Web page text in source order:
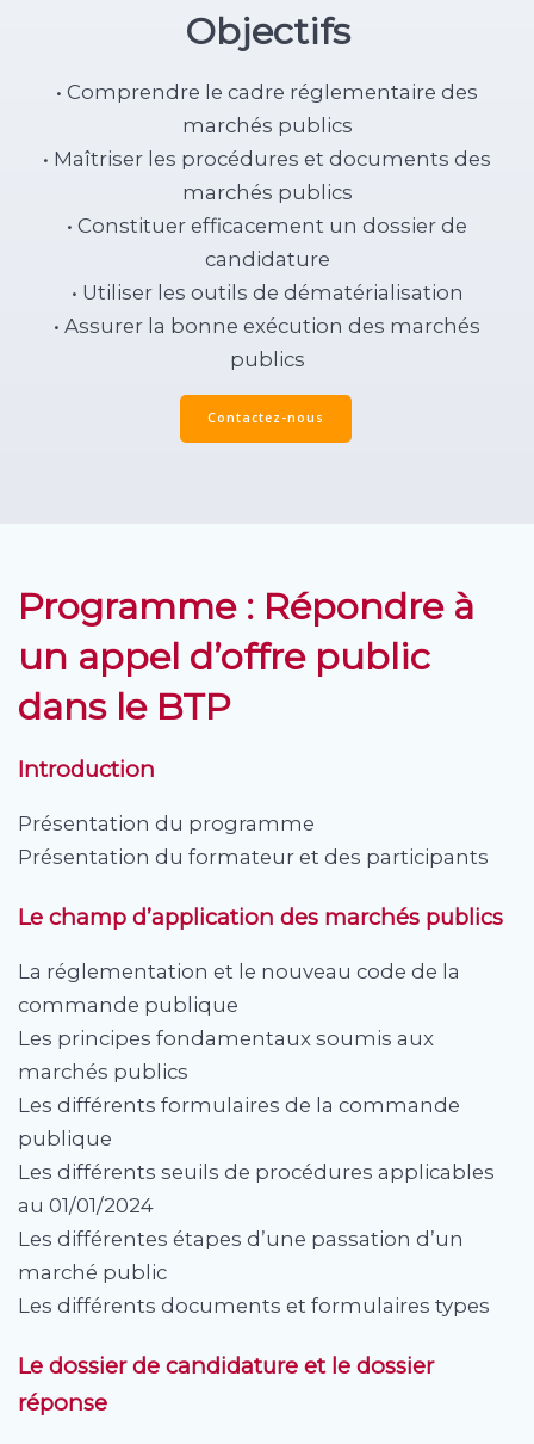
Objectifs
• Comprendre le cadre réglementaire des
marchés publics
• Maîtriser les procédures et documents des
marchés publics
• Constituer efficacement un dossier de
candidature
• Utiliser les outils de dématérialisation
• Assurer la bonne exécution des marchés
publics
Contactez-nous
Programme : Répondre à
un appel d’offre public
dans le BTP
Introduction
Présentation du programme
Présentation du formateur et des participants
Le champ d’application des marchés publics
La réglementation et le nouveau code de la
commande publique
Les principes fondamentaux soumis aux
marchés publics
Les différents formulaires de la commande
publique
Les différents seuils de procédures applicables
au 01/01/2024
Les différentes étapes d’une passation d’un
marché public
Les différents documents et formulaires types
Le dossier de candidature et le dossier
réponse